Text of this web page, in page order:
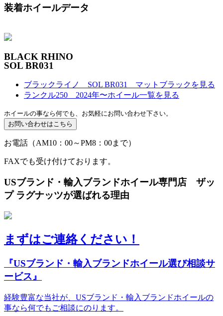
装着ホイールデータ
BLACK RHINO
SOL BR031
ブラックライノ SOL BR031 マットブラックを見る
ランクル250 2024年〜ホイール一覧を見る
ホイールの事なら何でも、お気軽にお問い合わせ下さい。
お電話（AM10：00～PM8：00まで）
FAXでも受け付けております。
USブランド・輸入ブランドホイール専門店 ザッ
プ ラグナッツが選ばれる理由
まずはご連絡ください！
『USブランド・輸入ブランドホイール選び相談サ
ービス』
経験豊富な当社が、USブランド・輸入ブランドホイールの
事なら何でもご相談にのります。